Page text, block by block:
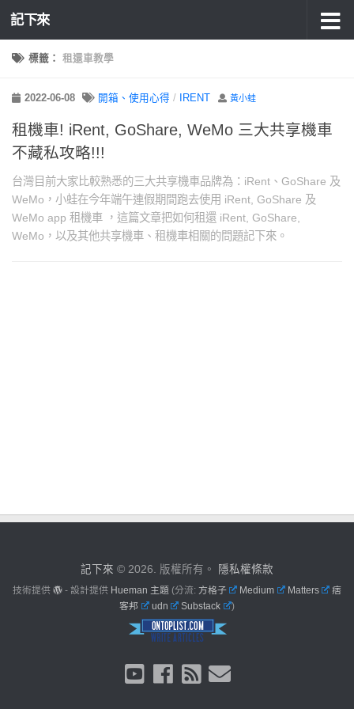
記下來
標籤： 租還車教學
2022-06-08 開箱、使用心得 / IRENT 黃小蛙
租機車! iRent, GoShare, WeMo 三大共享機車
不藏私攻略!!!
台灣目前大家比較熟悉的三大共享機車品牌為：iRent、GoShare 及
WeMo，小蛙在今年端午連假期間跑去使用 iRent, GoShare 及
WeMo app 租機車 ，這篇文章把如何租還 iRent, GoShare,
WeMo，以及其他共享機車、租機車相關的問題記下來。
記下來 © 2026. 版權所有。 隱私權條款
技術提供 - 設計提供 Hueman 主題 (分流: 方格子 Medium Matters
痞
客邦
udn Substack )